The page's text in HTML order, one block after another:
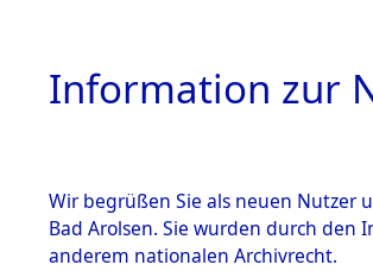
HOME
Information zur
Wir begrüßen Sie als neuen Nutzer
Bad Arolsen. Sie wurden durch den
anderem nationalen Archivrecht.